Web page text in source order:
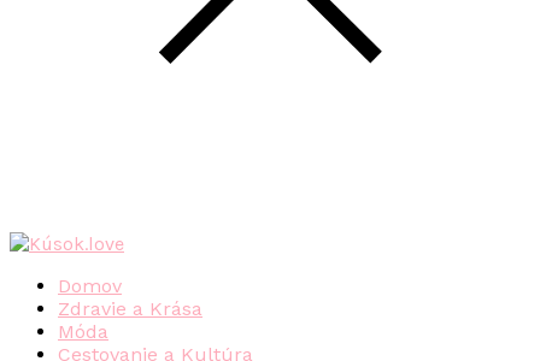
Domov
Zdravie a Krása
Móda
Cestovanie a Kultúra